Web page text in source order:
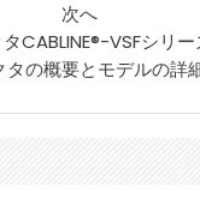
次へ
CABLINE®-VSFシリ
タの概要とモデルの詳